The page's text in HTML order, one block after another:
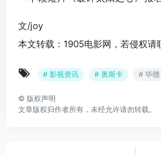
文/joy
本文转载：1905电影网，若侵权请
# 影视资讯 # 奥斯卡 # 毕赣
© 版权声明
文章版权归作者所有，未经允许请勿转载。